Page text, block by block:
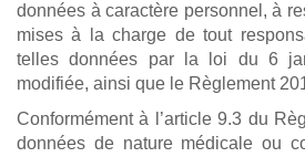
données à caractère personnel, à
mises à la charge de tout
telles données par la loi du 6
modifiée, ainsi que le Règlement
Conformément à l’article 9.3 du
données de nature médicale ou